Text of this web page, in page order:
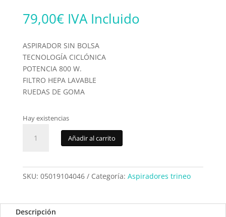
79,00€ IVA Incluido
ASPIRADOR SIN BOLSA
TECNOLOGÍA CICLÓNICA
POTENCIA 800 W.
FILTRO HEPA LAVABLE
RUEDAS DE GOMA
Hay existencias
Ufesa
cantidad
Añadir al carrito
SKU: 05019104046 Categoría: Aspiradores trineo
Descripción